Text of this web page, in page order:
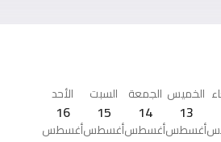
الخميس
13
أغسطس
الجمعة
14
أغسطس
السبت
15
أغسطس
الأحد
16
أغسطس